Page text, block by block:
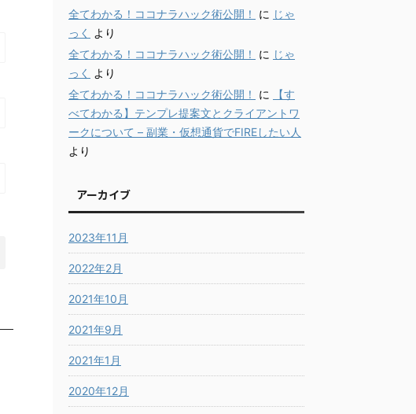
全てわかる！ココナラハック術公開！
に じゃ
っく
より
全てわかる！ココナラハック術公開！
に じゃ
っく
より
全てわかる！ココナラハック術公開！
に
【す
べてわかる】テンプレ提案文とクライアントワ
ークについて – 副業・仮想通貨でFIREしたい人
より
アーカイブ
2023年11月
2022年2月
2021年10月
2021年9月
2021年1月
2020年12月